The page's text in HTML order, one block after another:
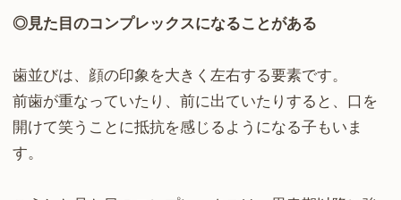
◎見た目のコンプレックスになることがある
歯並びは、顔の印象を大きく左右する要素です。
前歯が重なっていたり、前に出ていたりすると、口を
開けて笑うことに抵抗を感じるようになる子もいま
す。